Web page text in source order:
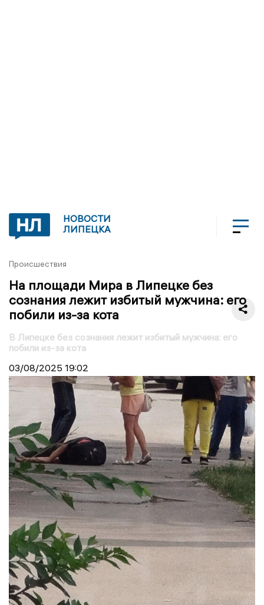
НОВОСТИ
ЛИПЕЦКА
Происшествия
На площади Мира в Липецке без
сознания лежит избитый мужчина: его
побили из-за кота
В Липецке без сознания лежит избитый мужчина: его
побили из-за кота
03/08/2025 19:02